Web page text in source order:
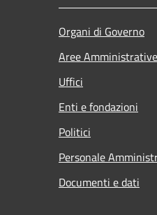
Organi di Governo
Aree Amministrative
Uffici
Enti e fondazioni
Politici
Personale
Documenti e dati